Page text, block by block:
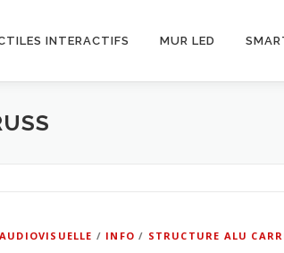
INTERACTIFS MUR LED
AUDIOVISUELLE / INFO / STRUCTURE ALU